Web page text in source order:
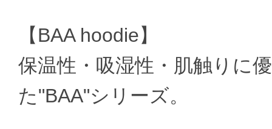
【BAA hoodie】
保温性・吸湿性・肌触りに
た"BAA"シリーズ。